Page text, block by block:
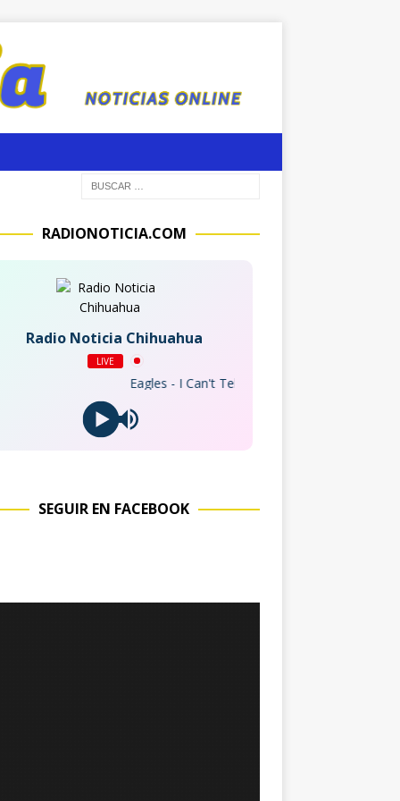
RADIONOTICIA.COM
Radio Noticia Chihuahua
LIVE
Eagles - I Can't Tell You Why (2013 Remaster)
SEGUIR EN FACEBOOK